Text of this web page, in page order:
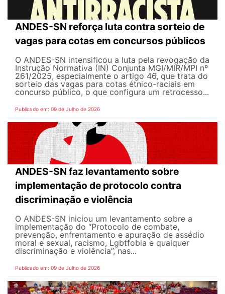
ANDES-SN reforça luta contra sorteio de
vagas para cotas em concursos públicos
O ANDES-SN intensificou a luta pela revogação da
Instrução Normativa (IN) Conjunta MGI/MIR/MPI nº
261/2025, especialmente o artigo 46, que trata do
sorteio das vagas para cotas étnico-raciais em
concurso público, o que configura um retrocesso...
Publicado em: 09 de Julho de 2026
ANDES-SN faz levantamento sobre
implementação de protocolo contra
discriminação e violência
O ANDES-SN iniciou um levantamento sobre a
implementação do “Protocolo de combate,
prevenção, enfrentamento e apuração de assédio
moral e sexual, racismo, Lgbtfobia e qualquer
discriminação e violência”, nas...
Publicado em: 09 de Julho de 2026